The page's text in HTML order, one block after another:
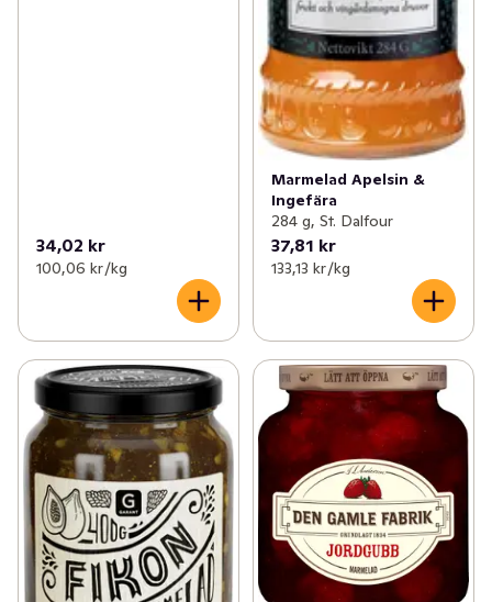
34,02 kr
100,06 kr /kg
Marmelad Apelsin &
Ingefära
284 g, St. Dalfour
37,81 kr
133,13 kr /kg